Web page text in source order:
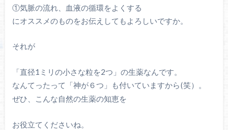
①気脈の流れ、血液の循環をよくする
にオススメのものをお伝えしてもよろしいですか。
それが
「直径1 ミリの小さな粒を2つ」の生薬なんです。
なんてったって「神が６つ」も付いていますから(笑）。
ぜひ、こんな自然の生薬の知恵を
お役立てくださいね。